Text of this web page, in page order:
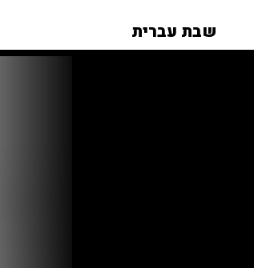
שבת עברית